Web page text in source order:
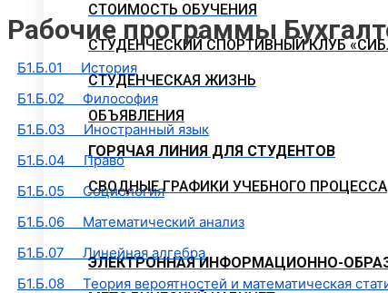
СТОИМОСТЬ ОБУЧЕНИЯ
СТУДЕНЧЕСКИЙ СПОРТИВНЫЙ КЛУБ
СТУДЕНЧЕСКАЯ ЖИЗНЬ
ОБЪЯВЛЕНИЯ
ГОРЯЧАЯ ЛИНИЯ ДЛЯ СТУДЕНТОВ
СВОДНЫЕ ГРАФИКИ УЧЕБНОГО ПРОЦЕССА
ЭЛЕКТРОННАЯ ИНФОРМАЦИОННО-
Рабочие программы
Б1.Б.01 История
Б1.Б.02 Философия
Б1.Б.03 Иностранный язык
Б1.Б.04 Право
Б1.Б.05 Социология
Б1.Б.06 Математический анализ
Б1.Б.07 Линейная алгебра
Б1.Б.08 Теория вероятностей и математическая